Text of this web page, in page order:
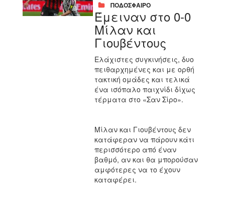
ΠΟΔΟΣΦΑΙΡΟ
Έμειναν στο 0-0
Μίλαν και
Γιουβέντους
Ελάχιστες συγκινήσεις, δυο
πειθαρχημένες και με ορθή
τακτική ομάδες και τελικά
ένα ισόπαλο παιχνίδι δίχως
τέρματα στο «Σαν Σίρο».
Μίλαν και Γιουβέντους δεν
κατάφεραν να πάρουν κάτι
περισσότερο από έναν
βαθμό, αν και θα μπορούσαν
αμφότερες να το έχουν
καταφέρει.